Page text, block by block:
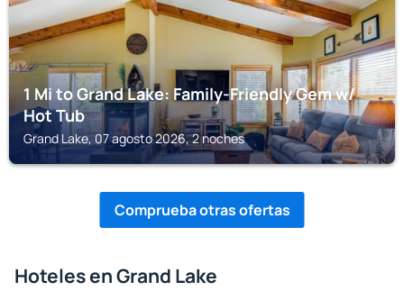
1 Mi to Grand Lake: Family-Friendly Gem w/
Hot Tub
Grand Lake, 07 agosto 2026, 2 noches
Comprueba otras ofertas
Hoteles en Grand Lake